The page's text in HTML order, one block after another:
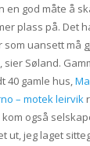
en god måte å
plass på. Det
uansett må
Søland.
40 gamle hus,
– motek leirvik
også
ut, jeg laget